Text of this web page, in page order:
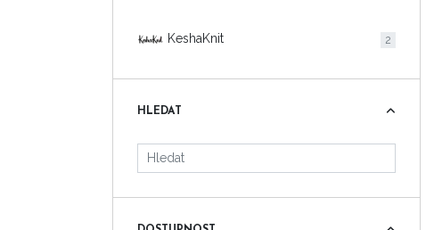
KeshaKnit 2
HLEDAT